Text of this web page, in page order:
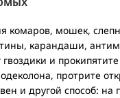
комаров, мошек,
карандаши,
гвоздики и
протрите
и другой способ: